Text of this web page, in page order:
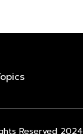
Reserved 2024